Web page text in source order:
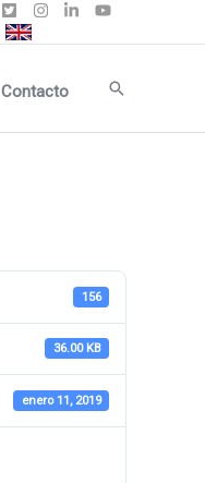
Contacto Buscar
156
36.00 KB
enero 11, 2019